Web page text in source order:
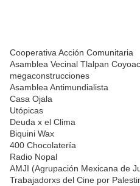
Cooperativa Acción Comunitaria
Asamblea Vecinal Tlalpan
megaconstrucciones
Asamblea Antimundialista
Casa Ojala
Utópicas
Deuda x el Clima
Biquini Wax
400 Chocolatería
Radio Nopal
AMJI (Agrupación Mexicana de
Trabajadorxs del Cine por